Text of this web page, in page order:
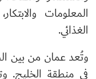
المعلومات
الغذائي.
وتُعد عمان من بين
في منطقة الخليج.